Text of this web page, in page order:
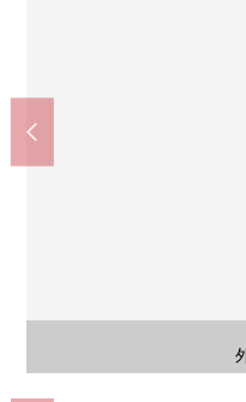
含有
西北一側前
含有
西北一側前
北陽
北陽
35條札幌藥
31條7-
札幌北三